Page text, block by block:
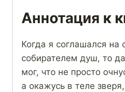
Аннотация к
Когда я соглашался на
собирателем душ, то
мог, что не просто
а окажусь в теле